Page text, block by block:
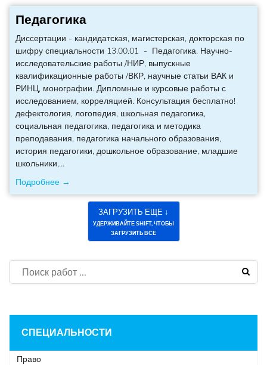
Педагогика
Диссертации - кандидатская, магистерская, докторская по
шифру специальности 13.00.01 - Педагогика. Научно-
исследовательские работы /НИР, выпускные
квалификационные работы /ВКР, научные статьи ВАК и
РИНЦ, монографии. Дипломные и курсовые работы с
исследованием, корреляцией. Консультация бесплатно!
дефектология, логопедия, школьная педагогика,
социальная педагогика, педагогика и методика
преподавания, педагогика начального образования,
история педагогики, дошкольное образование, младшие
школьники,…
Подробнее →
ЗАГРУЗИТЬ ЕЩЕ ↓
УДЕРЖИВАЙТЕ SHIFT, ЧТОБЫ
ЗАГРУЗИТЬ ВСЕ
СПЕЦИАЛЬНОСТИ
Право